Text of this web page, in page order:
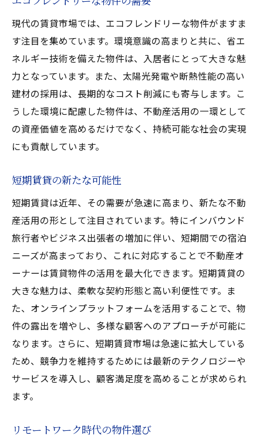
現代の賃貸市場では、エコフレンドリーな物件がますま
す注目を集めています。環境意識の高まりと共に、省エ
ネルギー技術を備えた物件は、入居者にとって大きな魅
力となっています。また、太陽光発電や断熱性能の高い
建材の採用は、長期的なコスト削減にも寄与します。こ
うした環境に配慮した物件は、不動産活用の一環として
の資産価値を高めるだけでなく、持続可能な社会の実現
にも貢献しています。
短期賃貸の新たな可能性
短期賃貸は近年、その需要が急速に高まり、新たな不動
産活用の形として注目されています。特にインバウンド
旅行者やビジネス出張者の増加に伴い、短期間での宿泊
ニーズが高まっており、これに対応することで不動産オ
ーナーは賃貸物件の活用を最大化できます。短期賃貸の
大きな魅力は、柔軟な契約形態と高い利便性です。ま
た、オンラインプラットフォームを活用することで、物
件の露出を増やし、多様な顧客へのアプローチが可能に
なります。さらに、短期賃貸市場は急速に拡大している
ため、競争力を維持するためには最新のテクノロジーや
サービスを導入し、顧客満足度を高めることが求められ
ます。
リモートワーク時代の物件選び